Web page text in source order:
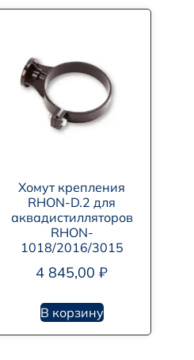
Хомут крепления
RHON-D.2 для
аквадистилляторов
RHON-
1018/2016/3015
4 845,00₽
В корзину